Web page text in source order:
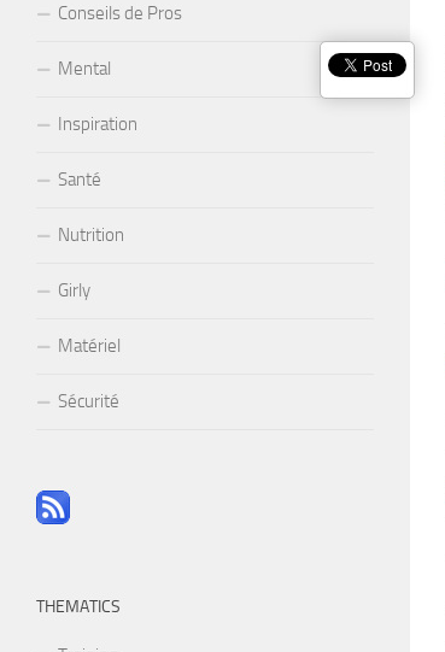
Conseils de Pros
Mental
Inspiration
Santé
Nutrition
Girly
Matériel
Sécurité
THEMATICS